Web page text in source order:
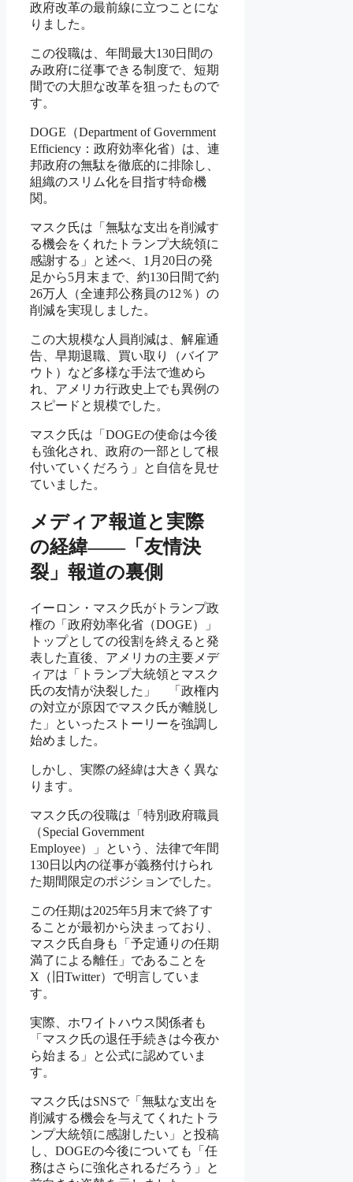
政府改革の最前線に立つことにな
りました。
この役職は、年間最大130日間の
み政府に従事できる制度で、短期
間での大胆な改革を狙ったもので
す。
DOGE（Department of Government
Efficiency：政府効率化省）は、連
邦政府の無駄を徹底的に排除し、
組織のスリム化を目指す特命機
関。
マスク氏は「無駄な支出を削減す
る機会をくれたトランプ大統領に
感謝する」と述べ、1月20日の発
足から5月末まで、約130日間で約
26万人（全連邦公務員の12％）の
削減を実現しました。
この大規模な人員削減は、解雇通
告、早期退職、買い取り（バイア
ウト）など多様な手法で進めら
れ、アメリカ行政史上でも異例の
スピードと規模でした。
マスク氏は「DOGEの使命は今後
も強化され、政府の一部として根
付いていくだろう」と自信を見せ
ていました。
メディア報道と実際
の経緯――「友情決
裂」報道の裏側
イーロン・マスク氏がトランプ政
権の「政府効率化省（DOGE）」
トップとしての役割を終えると発
表した直後、アメリカの主要メデ
ィアは「トランプ大統領とマスク
氏の友情が決裂した」 「政権内
の対立が原因でマスク氏が離脱し
た」といったストーリーを強調し
始めました。
しかし、実際の経緯は大きく異な
ります。
マスク氏の役職は「特別政府職員
（Special Government
Employee）」という、法律で年間
130日以内の従事が義務付けられ
た期間限定のポジションでした。
この任期は2025年5月末で終了す
ることが最初から決まっており、
マスク氏自身も「予定通りの任期
満了による離任」であることを
X（旧Twitter）で明言していま
す。
実際、ホワイトハウス関係者も
「マスク氏の退任手続きは今夜か
ら始まる」と公式に認めていま
す。
マスク氏はSNSで「無駄な支出を
削減する機会を与えてくれたトラ
ンプ大統領に感謝したい」と投稿
し、DOGEの今後についても「任
務はさらに強化されるだろう」と